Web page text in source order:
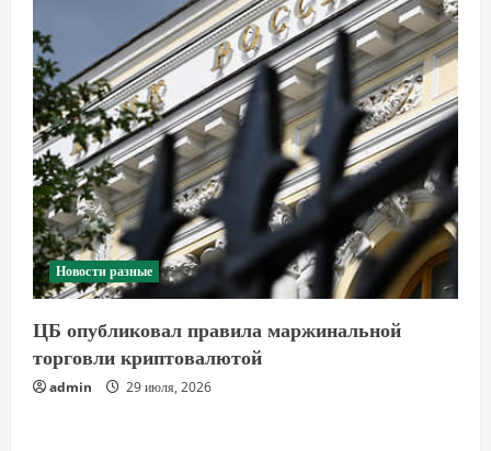
Новости разные
ЦБ опубликовал правила маржинальной
торговли криптовалютой
admin 29 июля, 2026